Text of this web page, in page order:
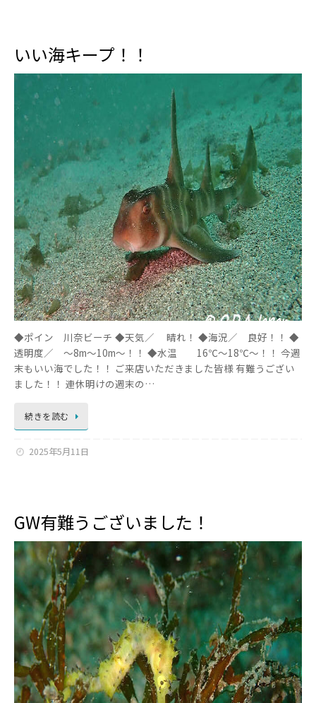
いい海キープ！！
◆ポイン 川奈ビーチ ◆天気／ 晴れ！ ◆海況／ 良好！！ ◆
透明度／ ～8m～10m～！！ ◆水温 16℃～18℃～！！ 今週
末もいい海でした！！ ご来店いただきました皆様 有難うござい
ました！！ 連休明けの週末の…
続きを読む
2025年5月11日
GW有難うございました！